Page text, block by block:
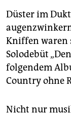
Düster im
Kniffen waren
Solodebüt
folgendem
Country ohne
Nicht nur